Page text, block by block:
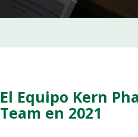
El Equipo Kern
Team en 2021